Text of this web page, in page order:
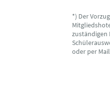
*) Der
zuständigen
oder per